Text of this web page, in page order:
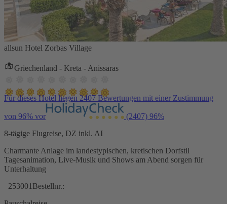
allsun Hotel Zorbas Village
Griechenland - Kreta - Anissaras
Für dieses Hotel liegen 2407 Bewertungen mit einer Zustimmung
von 96% vor (2407) 96%
8-tägige Flugreise, DZ inkl. AI
Charmante Anlage im landestypischen, kretischen Dorfstil
Tagesanimation, Live-Musik und Shows am Abend sorgen für
Unterhaltung
253001 Bestellnr.: